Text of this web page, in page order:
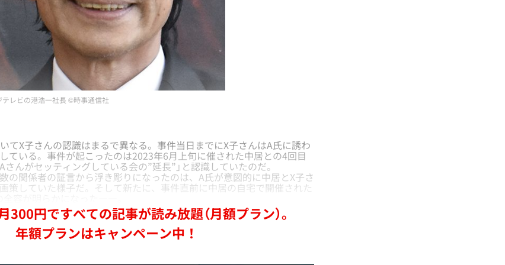
テレビの港浩一社長 ©︎時事通信社
てX子さんの認識はまるで異なる。事件当日までにX子さんはA氏に誘わ
ている。事件が起こったのは2023年6月上旬に催された中居との4回目
さんがセッティングしている会の”延長”」と認識していたのだ。
の関係者の証言から浮き彫りになったのは、A氏が意図的に中居とX子さ
策していた様子だ。そして新たに、事件直前に中居の自宅で開催された
300円ですべての記事が読み放題（月額プラン）。
年額プランはキャンペーン中！